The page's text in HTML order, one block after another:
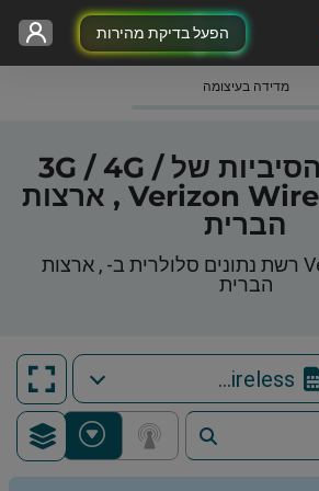
הפעל בדיקת מהירות
מדידה בעיצומה
מפת קצב הסיביות של 3G / 4G /
5G של Verizon Wireless , ארצות
הברית
Verizon Wireless רשת נתונים סלולרית ב- , ארצות
הברית
Verizon Wireless